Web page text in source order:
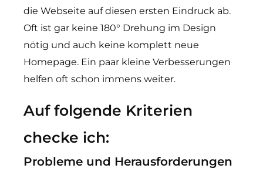
die Webseite auf diesen ersten Eindruck ab.
Oft ist gar keine 180° Drehung im Design
nötig und auch keine komplett neue
Homepage. Ein paar kleine Verbesserungen
helfen oft schon immens weiter.
Auf folgende Kriterien
checke ich:
Probleme und Herausforderungen